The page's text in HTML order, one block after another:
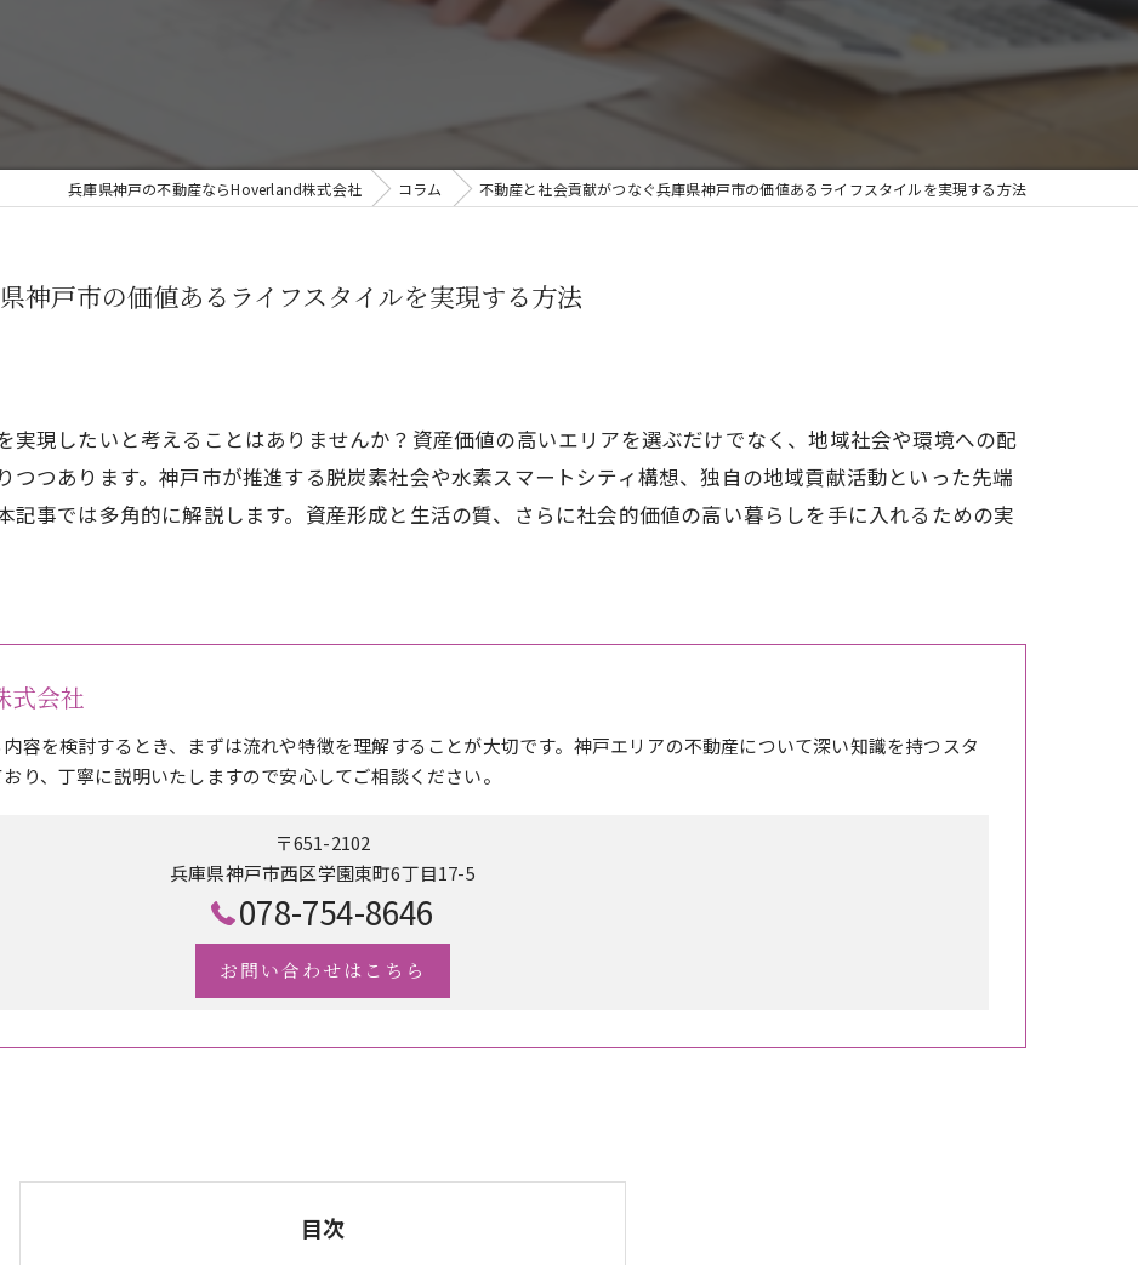
兵庫県神戸の不動産ならHoverland株式会社 コラム 不動産と社会貢献がつなぐ兵庫県神戸市の価値あるライフスタイルを実現する方法
神戸市の価値あるライフスタイルを実現する方法
実現したいと考えることはありませんか？資産価値の高いエリアを選ぶだけでなく、地域社会や環境への配
つつあります。神戸市が推進する脱炭素社会や水素スマートシティ構想、独自の地域貢献活動といった先端
記事では多角的に解説します。資産形成と生活の質、さらに社会的価値の高い暮らしを手に入れるための実
式会社
容を検討するとき、まずは流れや特徴を理解することが大切です。神戸エリアの不動産について深い知識を持つスタ
り、丁寧に説明いたしますので安心してご相談ください。
〒651-2102
兵庫県神戸市西区学園東町6丁目17-5
078-754-8646
お問い合わせはこちら
目次